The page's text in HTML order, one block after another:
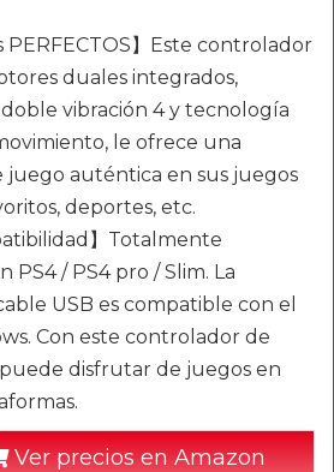
PERFECTOS】Este controlador
duales integrados,
vibración 4 y tecnología
le ofrece una
juego auténtica en sus juegos
deportes, etc.
】Totalmente
PS4 / PS4 pro / Slim. La
USB es compatible con el
Con este controlador de
disfrutar de juegos en
Ver precios en Amazon